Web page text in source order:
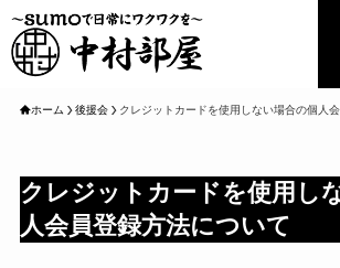
ホーム 後援会 クレジットカードを使用しない場合の個人
クレジットカードを使用し
人会員登録方法について